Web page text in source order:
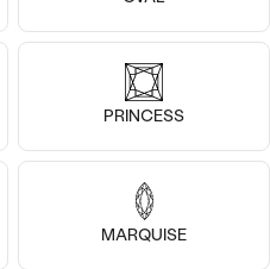
PRINCESS
MARQUISE